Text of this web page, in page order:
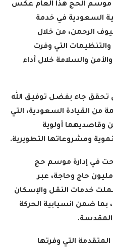
موسم الحج هذا العام عكس
السعودية في خدمة
الرحمن، من خلال
التي وفرت
والسلامة خلال أداء
تحقق جاء بفضل توفيق الله
من القيادة السعودية، التي
وقاصديهما أولوية
ومشروعاتها التطويرية.
في إدارة موسم حج
استثنائي استقبل أكثر من 1.7 مليون حاج وحاجة، عبر
خدمات النقل والإسكان
بما ضمن انسيابية الحركة
المقدسة.
التي وفرتها